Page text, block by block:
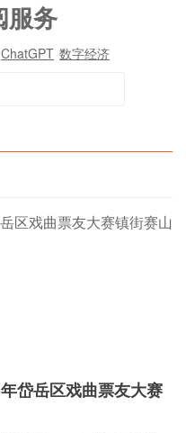
服务
ChatGPT 数字经济
岱岳区戏曲票友大赛